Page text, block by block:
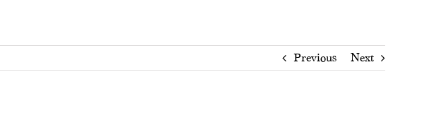
Previous Next